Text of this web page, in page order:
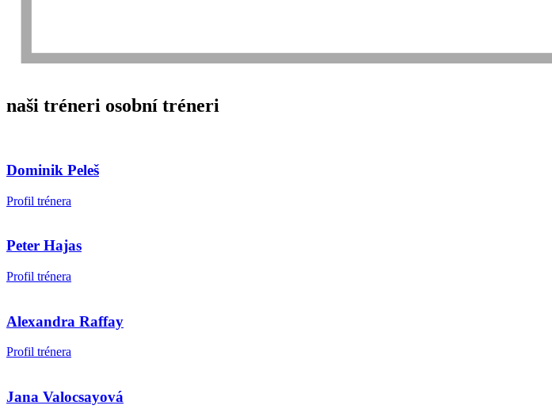
naši tréneri osobní tréneri
Dominik Peleš
Profil trénera
Peter Hajas
Profil trénera
Alexandra Raffay
Profil trénera
Jana Valocsayová